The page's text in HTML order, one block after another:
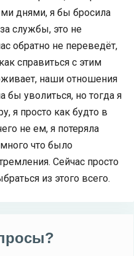
днями, я бы бросила
службы, это не
обратно не переведёт,
справиться с этим
наши отношения
бы уволиться, но тогда я
я просто как будто в
не ем, я потеряла
что было
Сейчас просто
из этого всего.